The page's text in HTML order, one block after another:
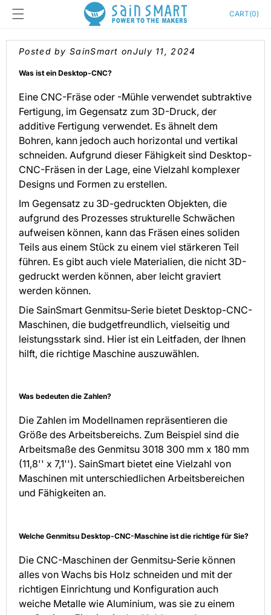
Skip to
content
CART(0)
Cart
Posted by SainSmart onJuly 11, 2024
Was ist ein Desktop-CNC?
Eine CNC-Fräse oder -Mühle verwendet subtraktive
Fertigung, im Gegensatz zum 3D-Druck, der
additive Fertigung verwendet. Es ähnelt dem
Bohren, kann jedoch auch horizontal und vertikal
schneiden. Aufgrund dieser Fähigkeit sind Desktop-
CNC-Fräsen in der Lage, eine Vielzahl komplexer
Designs und Formen zu erstellen.
Im Gegensatz zu 3D-gedruckten Objekten, die
aufgrund des Prozesses strukturelle Schwächen
aufweisen können, kann das Fräsen eines soliden
Teils aus einem Stück zu einem viel stärkeren Teil
führen. Es gibt auch viele Materialien, die nicht 3D-
gedruckt werden können, aber leicht graviert
werden können.
Die SainSmart Genmitsu-Serie bietet Desktop-CNC-
Maschinen, die budgetfreundlich, vielseitig und
leistungsstark sind. Hier ist ein Leitfaden, der Ihnen
hilft, die richtige Maschine auszuwählen.
Was bedeuten die Zahlen?
Die Zahlen im Modellnamen repräsentieren die
Größe des Arbeitsbereichs. Zum Beispiel sind die
Arbeitsmaße des Genmitsu 3018 300 mm x 180 mm
(11,8'' x 7,1''). SainSmart bietet eine Vielzahl von
Maschinen mit unterschiedlichen Arbeitsbereichen
und Fähigkeiten an.
Welche Genmitsu Desktop-CNC-Maschine ist die richtige für Sie?
Die CNC-Maschinen der Genmitsu-Serie können
alles von Wachs bis Holz schneiden und mit der
richtigen Einrichtung und Konfiguration auch
weiche Metalle wie Aluminium, was sie zu einem